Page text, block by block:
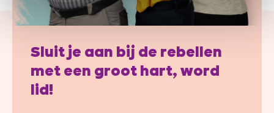
Sluit je aan bij de rebellen
met een groot hart, word
lid!